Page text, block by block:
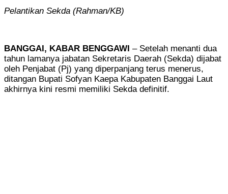
Pelantikan Sekda (Rahman/KB)
BANGGAI, KABAR BENGGAWI – Setelah menanti dua
tahun lamanya jabatan Sekretaris Daerah (Sekda) dijabat
oleh Penjabat (Pj) yang diperpanjang terus menerus,
ditangan Bupati Sofyan Kaepa Kabupaten Banggai Laut
akhirnya kini resmi memiliki Sekda definitif.